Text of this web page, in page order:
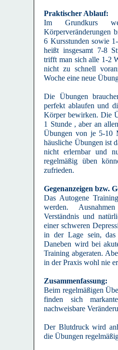
Praktischer Ablauf:
Im Grundkurs
Körperveränderungen
6 Kursstunden sowie
heißt insgesamt 7-8
trifft man sich alle 1-2
nicht zu schnell
Woche eine neue
Die Übungen
perfekt ablaufen und
Körper bewirken. Die
1 Stunde , aber an
Übungen von je 5-10
häusliche Übungen ist
nicht erlernbar und
regelmäßig üben
zufrieden.
Gegenanzeigen bzw.
Das Autogene
werden.
Verständnis und
einer schweren
in der Lage sein,
Daneben wird bei
Training abgeraten.
in der Praxis wohl nie
Zusammenfassung:
Beim regelmäßigen
finden sich
nachweisbare
Der Blutdruck wird
die Übungen